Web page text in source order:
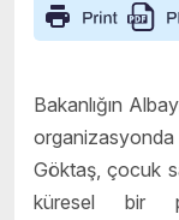
Bakanlığın
Göktaş, çocuk
küresel bir